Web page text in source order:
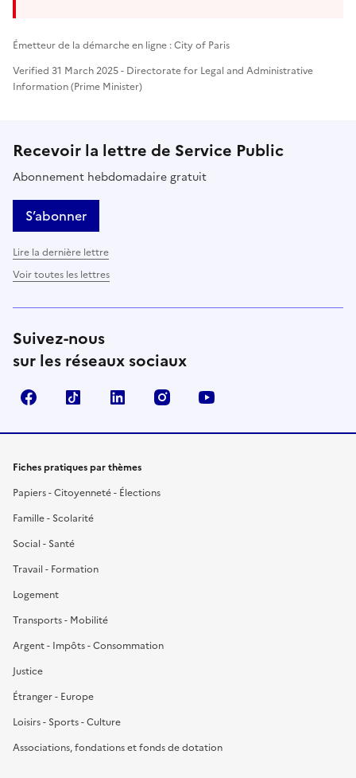
Émetteur de la démarche en ligne : City of Paris
Verified 31 March 2025 - Directorate for Legal and Administrative
Information (Prime Minister)
Recevoir la lettre de Service Public
Abonnement hebdomadaire gratuit
S’abonner
Lire la dernière lettre
Voir toutes les lettres
Suivez-nous
sur les réseaux sociaux
FacebookTikTok LinkedIn Instagram
Fiches pratiques par thèmes
Papiers - Citoyenneté - Élections
Famille - Scolarité
Social - Santé
Travail - Formation
Logement
Transports - Mobilité
Argent - Impôts - Consommation
Justice
Étranger - Europe
Loisirs - Sports - Culture
Associations, fondations et fonds de dotation